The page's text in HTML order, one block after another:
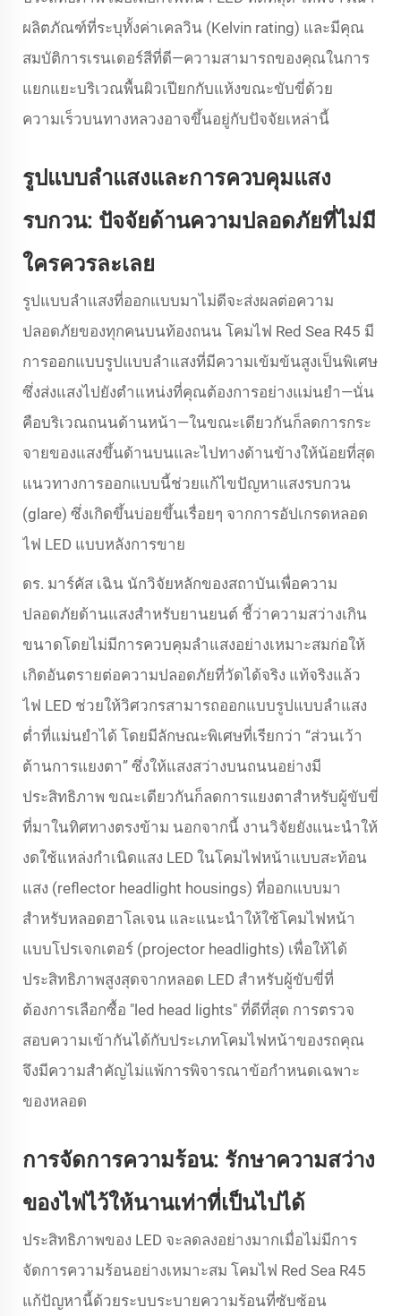
ผลิตภัณฑ์ที่ระบุทั้งค่าเคลวิน (Kelvin rating) และมีคุณ
สมบัติการเรนเดอร์สีที่ดี—ความสามารถของคุณในการ
แยกแยะบริเวณพื้นผิวเปียกกับแห้งขณะขับขี่ด้วย
ความเร็วบนทางหลวงอาจขึ้นอยู่กับปัจจัยเหล่านี้
รูปแบบลำแสงและการควบคุมแสง
รบกวน: ปัจจัยด้านความปลอดภัยที่ไม่มี
ใครควรละเลย
รูปแบบลำแสงที่ออกแบบมาไม่ดีจะส่งผลต่อความ
ปลอดภัยของทุกคนบนท้องถนน โคมไฟ Red Sea R45 มี
การออกแบบรูปแบบลำแสงที่มีความเข้มข้นสูงเป็นพิเศษ
ซึ่งส่งแสงไปยังตำแหน่งที่คุณต้องการอย่างแม่นยำ—นั่น
คือบริเวณถนนด้านหน้า—ในขณะเดียวกันก็ลดการกระ
จายของแสงขึ้นด้านบนและไปทางด้านข้างให้น้อยที่สุด
แนวทางการออกแบบนี้ช่วยแก้ไขปัญหาแสงรบกวน
(glare) ซึ่งเกิดขึ้นบ่อยขึ้นเรื่อยๆ จากการอัปเกรดหลอด
ไฟ LED แบบหลังการขาย
ดร. มาร์คัส เฉิน นักวิจัยหลักของสถาบันเพื่อความ
ปลอดภัยด้านแสงสำหรับยานยนต์ ชี้ว่าความสว่างเกิน
ขนาดโดยไม่มีการควบคุมลำแสงอย่างเหมาะสมก่อให้
เกิดอันตรายต่อความปลอดภัยที่วัดได้จริง แท้จริงแล้ว
ไฟ LED ช่วยให้วิศวกรสามารถออกแบบรูปแบบลำแสง
ต่ำที่แม่นยำได้ โดยมีลักษณะพิเศษที่เรียกว่า “ส่วนเว้า
ต้านการแยงตา” ซึ่งให้แสงสว่างบนถนนอย่างมี
ประสิทธิภาพ ขณะเดียวกันก็ลดการแยงตาสำหรับผู้ขับขี่
ที่มาในทิศทางตรงข้าม นอกจากนี้ งานวิจัยยังแนะนำให้
งดใช้แหล่งกำเนิดแสง LED ในโคมไฟหน้าแบบสะท้อน
แสง (reflector headlight housings) ที่ออกแบบมา
สำหรับหลอดฮาโลเจน และแนะนำให้ใช้โคมไฟหน้า
แบบโปรเจกเตอร์ (projector headlights) เพื่อให้ได้
ประสิทธิภาพสูงสุดจากหลอด LED สำหรับผู้ขับขี่ที่
ต้องการเลือกซื้อ "led head lights" ที่ดีที่สุด การตรวจ
สอบความเข้ากันได้กับประเภทโคมไฟหน้าของรถคุณ
จึงมีความสำคัญไม่แพ้การพิจารณาข้อกำหนดเฉพาะ
ของหลอด
การจัดการความร้อน: รักษาความสว่าง
ของไฟไว้ให้นานเท่าที่เป็นไปได้
ประสิทธิภาพของ LED จะลดลงอย่างมากเมื่อไม่มีการ
จัดการความร้อนอย่างเหมาะสม โคมไฟ Red Sea R45
แก้ปัญหานี้ด้วยระบบระบายความร้อนที่ซับซ้อน